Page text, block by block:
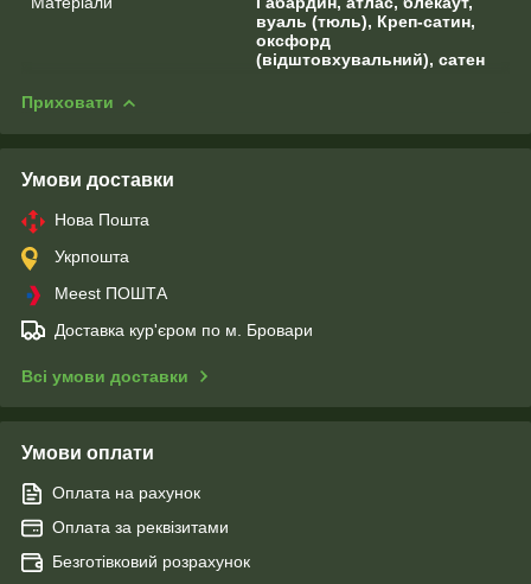
вуаль (тюль), Креп-сатин,
оксфорд
(відштовхувальний), сатен
Приховати
Умови доставки
Нова Пошта
Укрпошта
Meest ПОШТА
Доставка кур'єром по м. Бровари
Всі умови доставки
Умови оплати
Оплата на рахунок
Оплата за реквізитами
Безготівковий розрахунок